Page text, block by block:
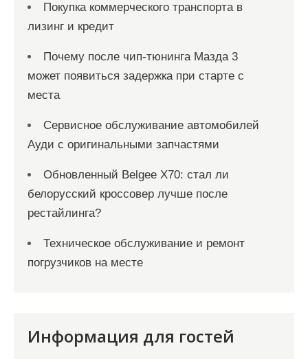
Покупка коммерческого транспорта в
лизинг и кредит
Почему после чип-тюнинга Мазда 3
может появиться задержка при старте с
места
Сервисное обслуживание автомобилей
Ауди с оригинальными запчастями
Обновленный Belgee X70: стал ли
белорусский кроссовер лучше после
рестайлинга?
Техническое обслуживание и ремонт
погрузчиков на месте
Информация для гостей